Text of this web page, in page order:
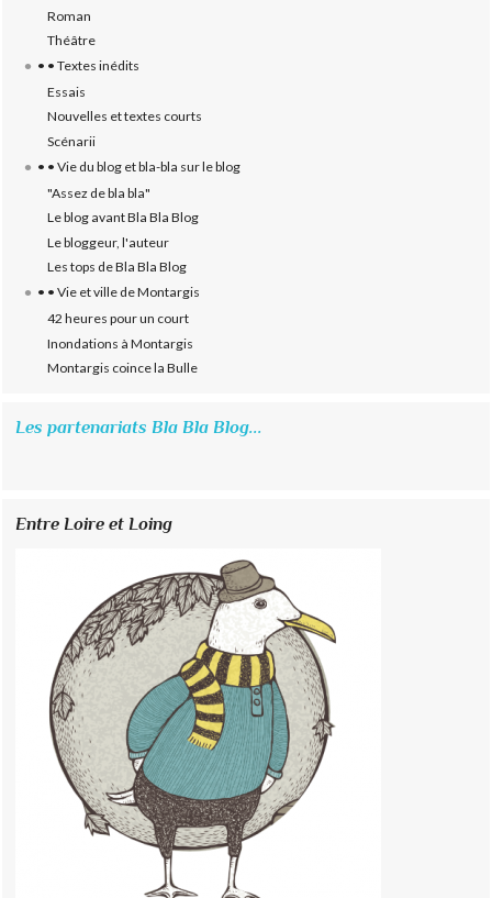
Roman
Théâtre
• • Textes inédits
Essais
Nouvelles et textes courts
Scénarii
• • Vie du blog et bla-bla sur le blog
"Assez de bla bla"
Le blog avant Bla Bla Blog
Le bloggeur, l'auteur
Les tops de Bla Bla Blog
• • Vie et ville de Montargis
42 heures pour un court
Inondations à Montargis
Montargis coince la Bulle
Les partenariats Bla Bla Blog...
Entre Loire et Loing